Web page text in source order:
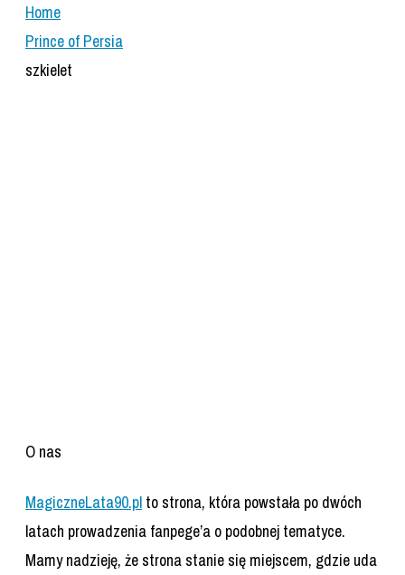
Home
Prince of Persia
szkielet
O nas
MagiczneLata90.pl to strona, która powstała po dwóch
latach prowadzenia fanpege’a o podobnej tematyce.
Mamy nadzieję, że strona stanie się miejscem, gdzie uda